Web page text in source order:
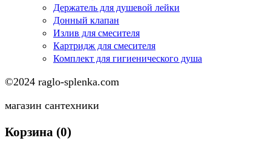
Держатель для душевой лейки
Донный клапан
Излив для смесителя
Картридж для смесителя
Комплект для гигиенического душа
©2024 raglo-splenka.com
магазин сантехники
Корзина (0)